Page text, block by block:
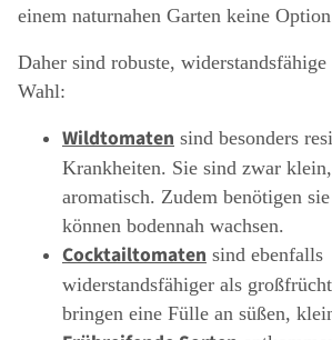
einem naturnahen Garten keine
Daher sind robuste, widerstandsfähige
Wahl:
Wildtomaten sind besonders
Krankheiten. Sie sind zwar
aromatisch. Zudem benötigen
können bodennah wachsen.
Cocktailtomaten sind ebenfalls
widerstandsfähiger als
bringen eine Fülle an süßen,